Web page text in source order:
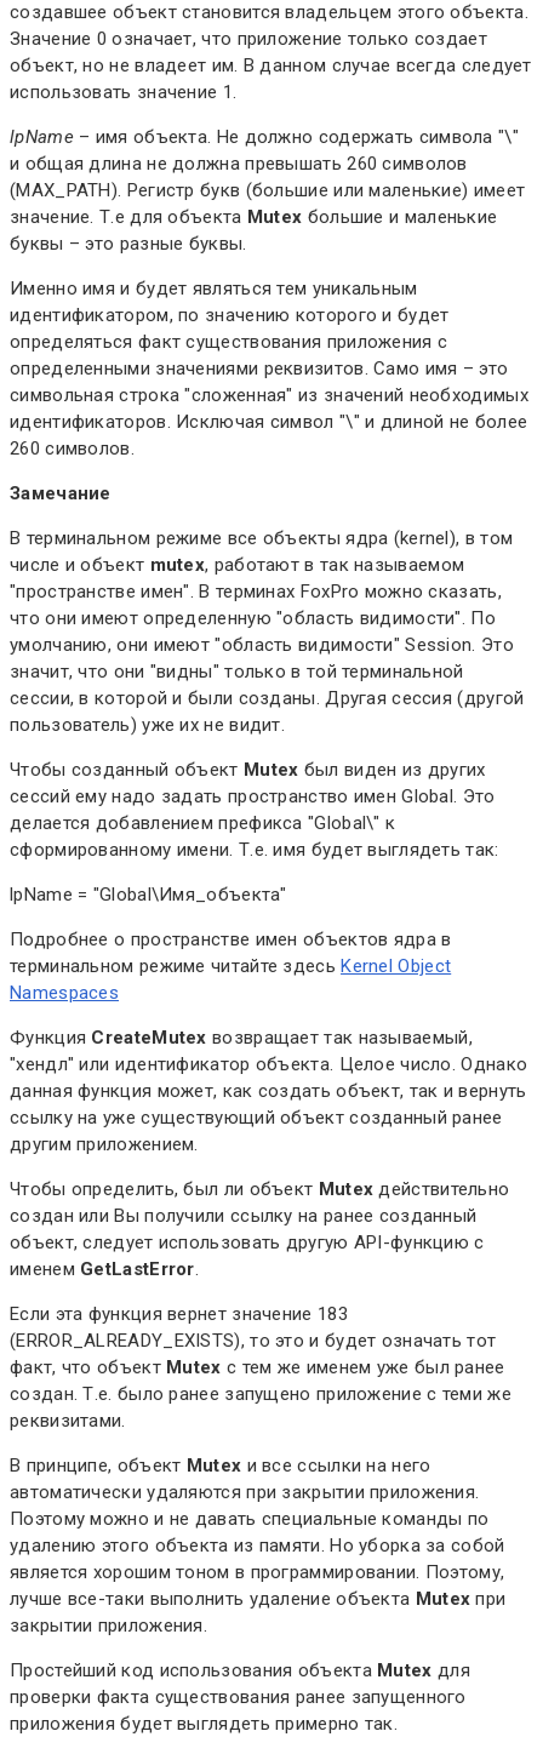
создавшее объект становится владельцем этого объекта.
Значение 0 означает, что приложение только создает
объект, но не владеет им. В данном случае всегда следует
использовать значение 1.
lpName– имя объекта. Не должно содержать символа "\"
и общая длина не должна превышать 260 символов
(MAX_PATH). Регистр букв (большие или маленькие) имеет
значение. Т.е для объекта Mutex большие и маленькие
буквы – это разные буквы.
Именно имя и будет являться тем уникальным
идентификатором, по значению которого и будет
определяться факт существования приложения с
определенными значениями реквизитов. Само имя – это
символьная строка "сложенная" из значений необходимых
идентификаторов. Исключая символ "\" и длиной не более
260 символов.
Замечание
В терминальном режиме все объекты ядра (kernel), в том
числе и объект mutex, работают в так называемом
"пространстве имен". В терминах FoxPro можно сказать,
что они имеют определенную "область видимости". По
умолчанию, они имеют "область видимости" Session. Это
значит, что они "видны" только в той терминальной
сессии, в которой и были созданы. Другая сессия (другой
пользователь) уже их не видит.
Чтобы созданный объект Mutex был виден из других
сессий ему надо задать пространство имен Global. Это
делается добавлением префикса "Global\" к
сформированному имени. Т.е. имя будет выглядеть так:
lpName = "Global\Имя_объекта"
Подробнее о пространстве имен объектов ядра в
терминальном режиме читайте здесь Kernel Object
Namespaces
Функция CreateMutex возвращает так называемый,
"хендл" или идентификатор объекта. Целое число. Однако
данная функция может, как создать объект, так и вернуть
ссылку на уже существующий объект созданный ранее
другим приложением.
Чтобы определить, был ли объект Mutex действительно
создан или Вы получили ссылку на ранее созданный
объект, следует использовать другую API-функцию с
именем GetLastError.
Если эта функция вернет значение 183
(ERROR_ALREADY_EXISTS), то это и будет означать тот
факт, что объект Mutex с тем же именем уже был ранее
создан. Т.е. было ранее запущено приложение с теми же
реквизитами.
В принципе, объект Mutex и все ссылки на него
автоматически удаляются при закрытии приложения.
Поэтому можно и не давать специальные команды по
удалению этого объекта из памяти. Но уборка за собой
является хорошим тоном в программировании. Поэтому,
лучше все-таки выполнить удаление объекта Mutex при
закрытии приложения.
Простейший код использования объекта Mutex для
проверки факта существования ранее запущенного
приложения будет выглядеть примерно так.